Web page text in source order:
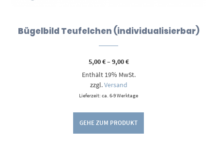
Bügelbild Teufelchen (individualisierbar)
5,00€–9,00€Preisspanne:
bis
Enthält 19% MwSt.
zzgl.Versand
Lieferzeit: ca. 6-9 Werktage
GEHE ZUM PRODUKT